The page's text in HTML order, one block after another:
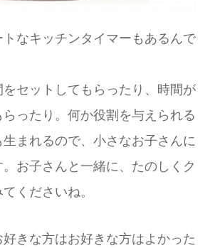
なキッチンタイマーもあるんで
セットしてもらったり、時間が
ったり。何か役割を与えられる
まれるので、小さなお子さんに
お子さんと一緒に、たのしくク
くださいね。
きな方はお好きな方はよかった